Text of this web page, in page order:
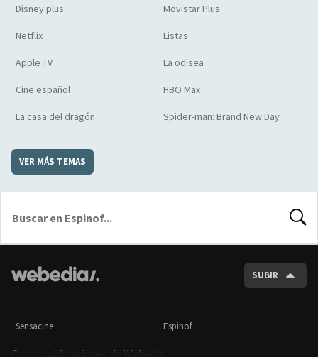
Disney plus Movistar Plus
Netflix Listas
Apple TV La odisea
Cine español HBO Max
La casa del dragón Spider-man: Brand New Day
VER MÁS TEMAS
SUBIR
Sensacine Espinof
Otras publicaciones de Webedia